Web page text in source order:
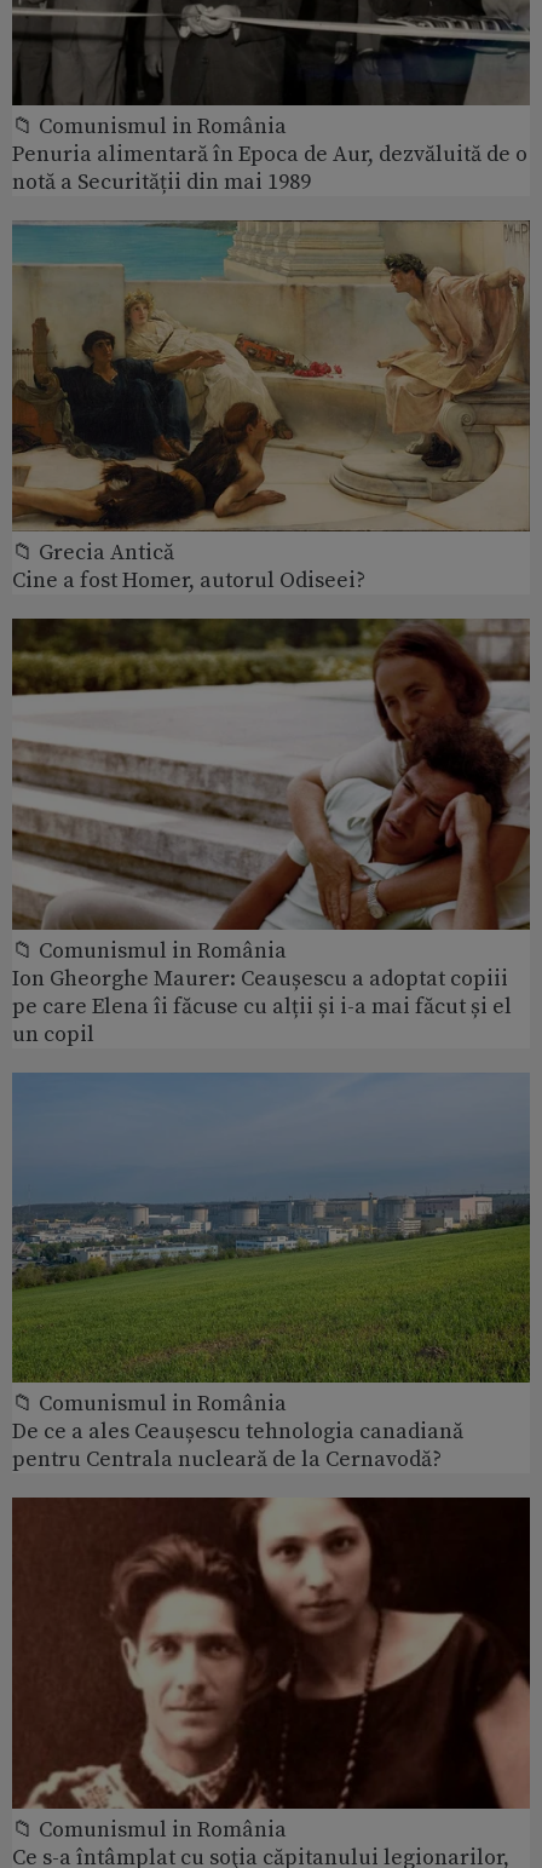
📁 Comunismul in România
Penuria alimentară în Epoca de Aur, dezvăluită de o
notă a Securității din mai 1989
📁 Grecia Antică
Cine a fost Homer, autorul Odiseei?
📁 Comunismul in România
Ion Gheorghe Maurer: Ceaușescu a adoptat copiii
pe care Elena îi făcuse cu alții și i-a mai făcut și el
un copil
📁 Comunismul in România
De ce a ales Ceaușescu tehnologia canadiană
pentru Centrala nucleară de la Cernavodă?
📁 Comunismul in România
Ce s-a întâmplat cu soţia căpitanului legionarilor,